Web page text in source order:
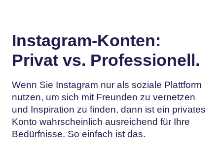
Instagram-Konten:
Privat vs. Professionell.
Wenn Sie Instagram nur als soziale Plattform
nutzen, um sich mit Freunden zu vernetzen
und Inspiration zu finden, dann ist ein privates
Konto wahrscheinlich ausreichend für Ihre
Bedürfnisse. So einfach ist das.